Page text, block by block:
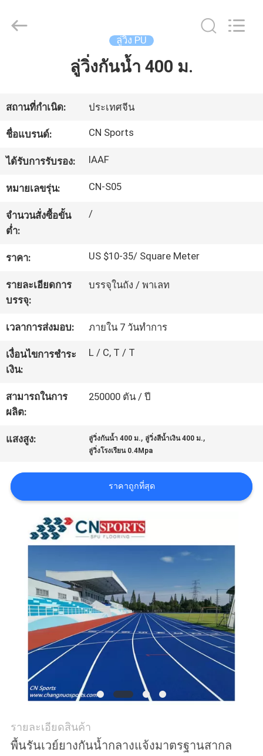
สินค้า
เกี่ยว
กับ
เรา
ทัวร์
โรงงาน
ควบคุม
คุณภาพ
ติดต่อ
ขอ
ใบ
เสนอ
ราคา
แผนผัง
เว็บไซต์
PRIVACY
POLICY
Materials
ลู่วิ่ง PU
ลู่วิ่งกันน้ำ 400 ม.
สถานที่กำเนิด: ประเทศจีน
ชื่อแบรนด์: CN Sports
ได้รับการรับรอง: IAAF
หมายเลขรุ่น: CN-S05
จำนวนสั่งซื้อขั้น
ต่ำ:
/
ราคา: US $10-35/ Square Meter
รายละเอียดการ
บรรจุ:
บรรจุในถัง / พาเลท
เวลาการส่งมอบ: ภายใน 7 วันทำการ
เงื่อนไขการชำระ
เงิน:
L / C, T / T
สามารถในการ
ผลิต:
250000 ตัน / ปี
แสงสูง: ลู่วิ่งกันน้ำ 400 ม., ลู่วิ่งสีน้ำเงิน 400 ม.,
ลู่วิ่งโรงเรียน 0.4Mpa
ราคาถูกที่สุด
รายละเอียดสินค้า
พื้นรันเวย์ยางกันน้ำกลางแจ้งมาตรฐานสากล